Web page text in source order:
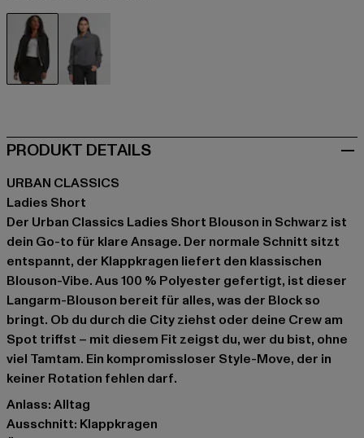
PRODUKT DETAILS
URBAN CLASSICS
Ladies Short
Der Urban Classics Ladies Short Blouson in Schwarz ist
dein Go-to für klare Ansage. Der normale Schnitt sitzt
entspannt, der Klappkragen liefert den klassischen
Blouson-Vibe. Aus 100 % Polyester gefertigt, ist dieser
Langarm-Blouson bereit für alles, was der Block so
bringt. Ob du durch die City ziehst oder deine Crew am
Spot triffst – mit diesem Fit zeigst du, wer du bist, ohne
viel Tamtam. Ein kompromissloser Style-Move, der in
keiner Rotation fehlen darf.
Anlass: Alltag
Ausschnitt: Klappkragen